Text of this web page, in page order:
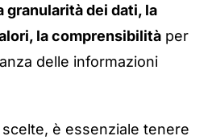
granularità dei dati, la
la comprensibilità per
delle informazioni
è essenziale tenere